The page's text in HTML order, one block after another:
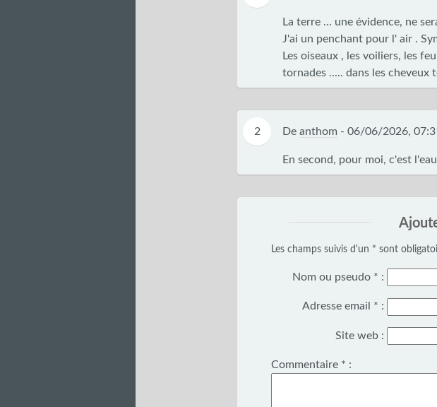
La terre ... une évidence, ne
J'ai un penchant pour l' air .
Les oiseaux , les voiliers, les
tornades ..... dans les
2 De anthom - 06/06/2026,
En second, pour moi, c'est
Les champs suivis d'un * sont
Nom ou pseudo * :
Adresse email * :
Site web :
Commentaire * :